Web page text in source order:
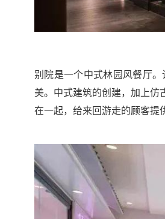
别院是一个中式林园风餐厅
美。中式建筑的创建，加上仿
在一起，给来回游走的顾客提